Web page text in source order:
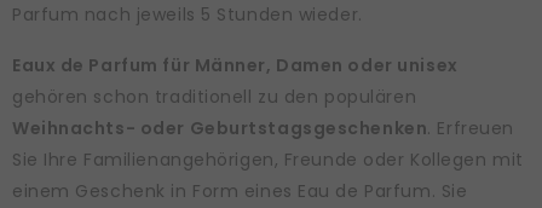
Parfum nach jeweils 5 Stunden wieder.
Eaux de Parfum für Männer, Damen oder unisex
gehören schon traditionell zu den populären
Weihnachts- oder Geburtstagsgeschenken. Erfreuen
Sie Ihre Familienangehörigen, Freunde oder Kollegen mit
einem Geschenk in Form eines Eau de Parfum. Sie